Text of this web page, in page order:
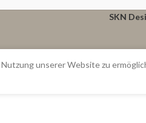
NIVÉL
LIM360
SKN
unserer Website zu